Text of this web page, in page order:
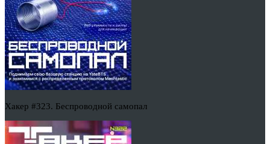
Хакер #323. Беспроводной самопал